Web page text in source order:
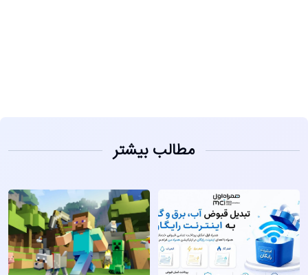
مطالب بیشتر